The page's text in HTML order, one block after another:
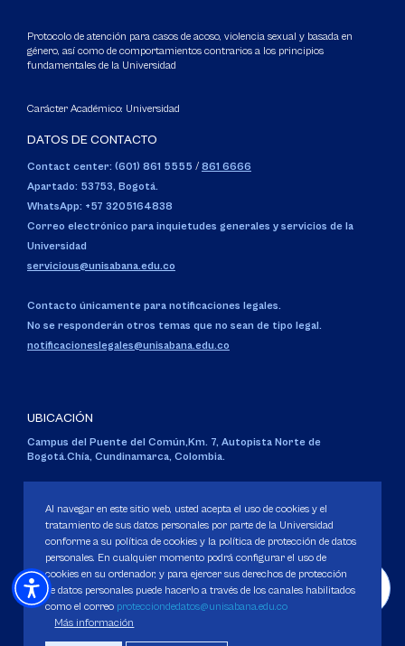
Protocolo de atención para casos de acoso, violencia sexual y basada en
género, así como de comportamientos contrarios a los principios
fundamentales de la Universidad
Carácter Académico: Universidad
DATOS DE CONTACTO
Contact center: (601) 861 5555 / 861 6666
Apartado: 53753, Bogotá.
WhatsApp: +57 3205164838
Correo electrónico para inquietudes generales y servicios de la
Universidad
servicious@unisabana.edu.co
Contacto únicamente para notificaciones legales.
No se responderán otros temas que no sean de tipo legal.
notificacioneslegales@unisabana.edu.co
UBICACIÓN
Campus del Puente del Común,Km. 7, Autopista Norte de
Bogotá.Chía, Cundinamarca, Colombia.
Personería Jurídica:Resolución 130 del 14 de enero de 1980.
Ministerio de Educación Nacional.
Política de Protección de datos
Al navegar en este sitio web, usted acepta el uso de cookies y el
tratamiento de sus datos personales por parte de la Universidad
conforme a su política de cookies y la política de protección de datos
personales. En cualquier momento podrá configurar el uso de
cookies en su ordenador, y para ejercer sus derechos de protección
de datos personales puede hacerlo a través de los canales habilitados
como el correo protecciondedatos@unisabana.edu.co
Más información